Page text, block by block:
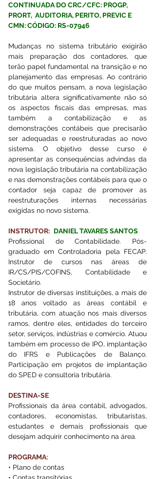
CONTINUADA DO CRC/CFC: PROGP,
PRORT,  AUDITORIA, PERITO, PREVIC E
CMN: CÓDIGO: RS-07946
Mudanças no sistema tributário exigirão
mais preparação dos contadores, que
terão papel fundamental na transição e no
planejamento das empresas. Ao contrário
do que muitos pensam, a nova legislação
tributária altera significativamente não só
os aspectos fiscais das empresas, mas
também a contabilização e as
demonstrações contábeis que precisarão
ser adequadas e reestruturadas ao novo
sistema. O objetivo desse curso é
apresentar as consequências advindas da
nova legislação tributária na contabilização
e nas demonstrações contábeis para que o
contador seja capaz de promover as
reestruturações internas necessárias
exigidas no novo sistema.
INSTRUTOR: DANIEL TAVARES SANTOS
Profissional de Contabilidade. Pós-
graduado em Controladoria pela FECAP.
Instrutor de cursos nas áreas de
IR/CS/PIS/COFINS, Contabilidade e
Societário.
Instrutor de diversas instituições, a mais de
18 anos voltado as áreas contábil e
tributária, com atuação nos mais diversos
ramos, dentre eles, entidades do terceiro
setor, serviços, indústrias e comércio. Atuou
também em processo de IPO, implantação
do IFRS e Publicações de Balanço.
Participação em projetos de implantação
do SPED e consultoria tributária.
DESTINA-SE
Profissionais da área contábil, advogados,
contadores, economistas, tributaristas,
estudantes e demais profissionais que
desejam adquirir conhecimento na área.
PROGRAMA:
• Plano de contas
• Contas transitórias